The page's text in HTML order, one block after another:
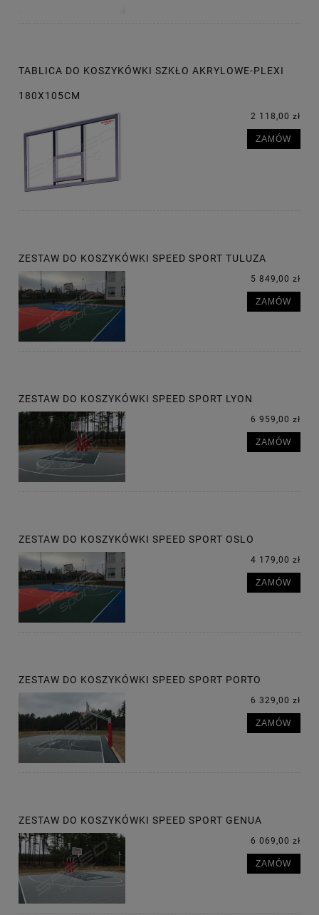
TABLICA DO KOSZYKÓWKI SZKŁO AKRYLOWE-PLEXI
180X105CM
2 118,00 zł
ZAMÓW
ZESTAW DO KOSZYKÓWKI SPEED SPORT TULUZA
5 849,00 zł
ZAMÓW
ZESTAW DO KOSZYKÓWKI SPEED SPORT LYON
6 959,00 zł
ZAMÓW
ZESTAW DO KOSZYKÓWKI SPEED SPORT OSLO
4 179,00 zł
ZAMÓW
ZESTAW DO KOSZYKÓWKI SPEED SPORT PORTO
6 329,00 zł
ZAMÓW
ZESTAW DO KOSZYKÓWKI SPEED SPORT GENUA
6 069,00 zł
ZAMÓW